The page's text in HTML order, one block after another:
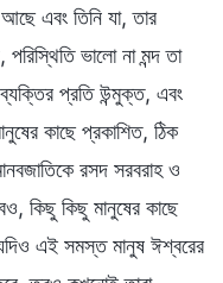
এবং তিনি যা, তার
ভালো না মন্দ তা
ব্যক্তির প্রতি উন্মুক্ত, এবং
কাছে প্রকাশিত, ঠিক
রসদ সরবরাহ ও
কিছু কিছু মানুষের কাছে
এই সমস্ত মানুষ ঈশ্বরের